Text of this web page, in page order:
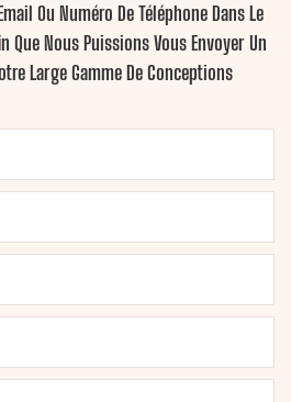
Ou Numéro De Téléphone Dans Le
Que Nous Puissions Vous Envoyer Un
Large Gamme De Conceptions